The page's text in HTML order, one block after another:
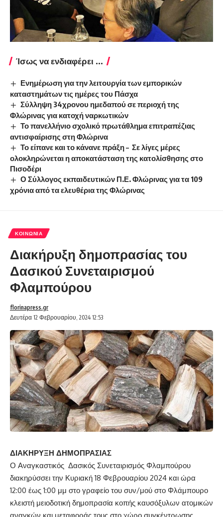
Ίσως να ενδιαφέρει ...
Ενημέρωση για την λειτουργία των εμπορικών
καταστημάτων τις ημέρες του Πάσχα
Σύλληψη 34χρονου ημεδαπού σε περιοχή της
Φλώρινας για κατοχή ναρκωτικών
Το πανελλήνιο σχολικό πρωτάθλημα επιτραπέζιας
αντισφαίρισης στη Φλώρινα
Το είπανε και το κάνανε πράξη – Σε λίγες μέρες
ολοκληρώνεται η αποκατάσταση της κατολίσθησης στο
Πισοδέρι
Ο Σύλλογος εκπαιδευτικών Π.Ε. Φλώρινας για τα 109
χρόνια από τα ελευθέρια της Φλώρινας
ΚΟΙΝΩΝΊΑ
Διακήρυξη δημοπρασίας του
Δασικού Συνεταιρισμού
Φλαμπούρου
Δευτέρα 12 Φεβρουαρίου, 2024 12:53
florinapress.gr
ΔΙΑΚΗΡΥΞΗ ΔΗΜΟΠΡΑΣΙΑΣ
Ο Αναγκαστικός Δασικός Συνεταιρισμός Φλαμπούρου
διακηρύσσει την Κυριακή 18 Φεβρουαρίου 2024 και ώρα
12:00 έως 1:00 μμ στο γραφείο του συν/μού στο Φλάμπουρο
κλειστή μειοδοτική δημοπρασία κοπής καυσόξυλων ατομικών
αναγκών και μεταφοράς τους στο χώρο συγκέντρωσης